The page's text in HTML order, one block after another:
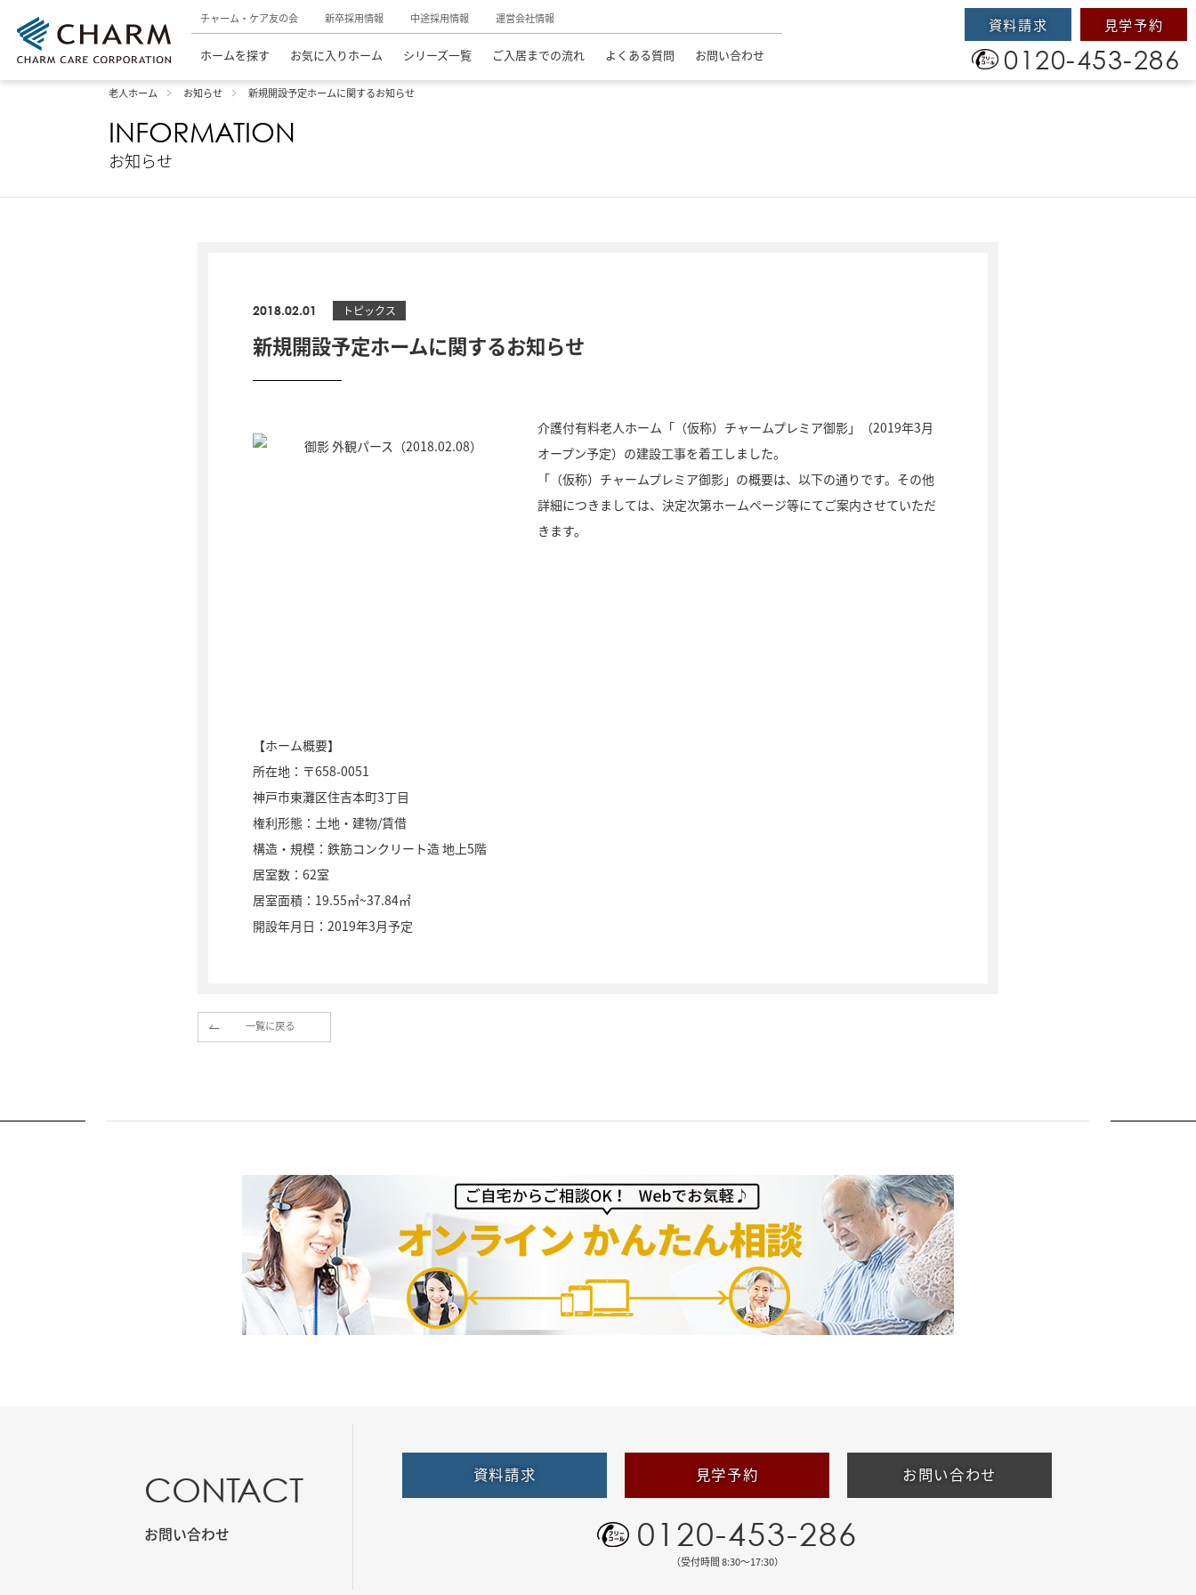
チャーム・ケア友の会 新卒採用情報 中途採用情報 運営会社情報
ホームを探す お気に入りホーム シリーズ一覧 ご入居までの流れ よくある質問 お問い合わせ
資料請求 見学予約
0120-453-286
老人ホーム お知らせ 新規開設予定ホームに関するお知らせ
INFORMATION
お知らせ
2018.02.01 トピックス
新規開設予定ホームに関するお知らせ
介護付有料老人ホーム「（仮称）チャームプレミア御影」（2019年3月
オープン予定）の建設工事を着工しました。
「（仮称）チャームプレミア御影」の概要は、以下の通りです。その他
詳細につきましては、決定次第ホームページ等にてご案内させていただ
きます。
【ホーム概要】
所在地：〒658-0051
神戸市東灘区住吉本町3丁目
権利形態：土地・建物/賃借
構造・規模：鉄筋コンクリート造 地上5階
居室数：62室
居室面積：19.55㎡~37.84㎡
開設年月日：2019年3月予定
一覧に戻る
CONTACT
お問い合わせ
資料請求 見学予約 お問い合わせ
0120-453-286
（受付時間 8:30〜17:30）